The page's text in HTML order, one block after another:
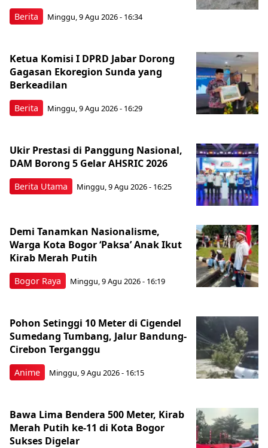
Berita Minggu, 9 Agu 2026 - 16:34
Berita
Ketua Komisi I DPRD Jabar Dorong
Gagasan Ekoregion Sunda yang
Berkeadilan
Minggu, 9 Agu 2026 - 16:29
Berita Utama
Ukir Prestasi di Panggung Nasional,
DAM Borong 5 Gelar AHSRIC 2026
Minggu, 9 Agu 2026 - 16:25
Bogor Raya
Demi Tanamkan Nasionalisme,
Warga Kota Bogor ‘Paksa’ Anak Ikut
Kirab Merah Putih
Minggu, 9 Agu 2026 - 16:19
Anime
Pohon Setinggi 10 Meter di Cigendel
Sumedang Tumbang, Jalur Bandung-
Cirebon Terganggu
Minggu, 9 Agu 2026 - 16:15
Bawa Lima Bendera 500 Meter, Kirab
Merah Putih ke-11 di Kota Bogor
Sukses Digelar